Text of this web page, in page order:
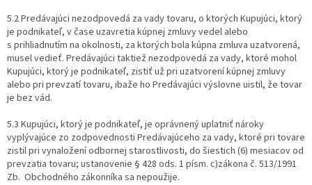
5.2 Predávajúci nezodpovedá za vady tovaru, o ktorých Kupujúci, ktorý
je podnikateľ, v čase uzavretia kúpnej zmluvy vedel alebo
s prihliadnutím na okolnosti, za ktorých bola kúpna zmluva uzatvorená,
musel vedieť. Predávajúci taktiež nezodpovedá za vady, ktoré mohol
Kupujúci, ktorý je podnikateľ, zistiť už pri uzatvorení kúpnej zmluvy
alebo pri prevzatí tovaru, ibaže ho Predávajúci výslovne uistil, že tovar
je bez vád.
5.3 Kupujúci, ktorý je podnikateľ, je oprávnený uplatniť nároky
vyplývajúce zo zodpovednosti Predávajúceho za vady, ktoré pri tovare
zistil pri vynaložení odbornej starostlivosti, do šiestich (6) mesiacov od
prevzatia tovaru; ustanovenie § 428 ods. 1 písm. c)zákona č. 513/1991
Zb. Obchodného zákonníka sa nepoužije.